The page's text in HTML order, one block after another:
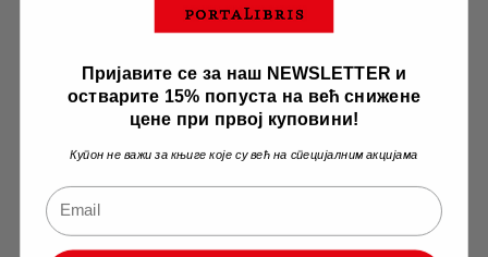
Related Posts
Занимљивости
једном времену
Пријавите се за наш NEWSLETTER и
остварите 15% попуста на већ снижене
цене при првој куповини!
Купон не важи за књиге које су већ на специјалним акцијама